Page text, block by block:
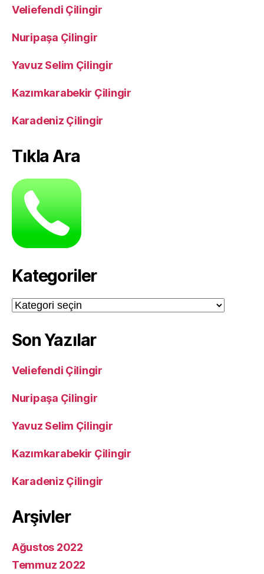
Veliefendi Çilingir
Nuripaşa Çilingir
Yavuz Selim Çilingir
Kazımkarabekir Çilingir
Karadeniz Çilingir
Tıkla Ara
Kategoriler
Kategoriler
Son Yazılar
Veliefendi Çilingir
Nuripaşa Çilingir
Yavuz Selim Çilingir
Kazımkarabekir Çilingir
Karadeniz Çilingir
Arşivler
Ağustos 2022
Temmuz 2022